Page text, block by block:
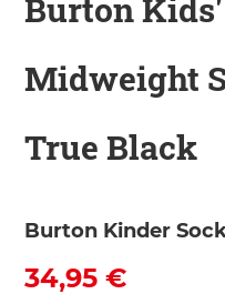
Burton
Midweight
True Black
Burton Kinder
34,95 €